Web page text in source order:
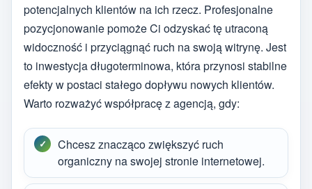
potencjalnych klientów na ich rzecz. Profesjonalne
pozycjonowanie pomoże Ci odzyskać tę utraconą
widoczność i przyciągnąć ruch na swoją witrynę. Jest
to inwestycja długoterminowa, która przynosi stabilne
efekty w postaci stałego dopływu nowych klientów.
Warto rozważyć współpracę z agencją, gdy:
Chcesz znacząco zwiększyć ruch
organiczny na swojej stronie internetowej.